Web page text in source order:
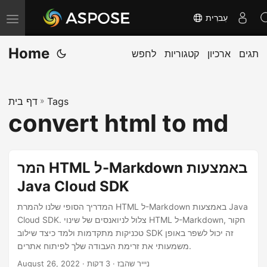
T
o
g
e
n
g
a
עִברִית
Home לחפש קטגוריות ארכיון תגים
דף בית » Tags
convert html to md
המר HTML ל-Markdown באמצעות
Java Cloud SDK
המדריך הסופי שלנו להמרת HTML ל-Markdown באמצעות Java
Cloud SDK. צלול לניואנסים של שינוי HTML ל-Markdown, חקור
טכניקות מתקדמות ולמד כיצד שילוב SDK זה יכול לשפר באופן
משמעותי את זרימת העבודה שלך לפיתוח אתרים.
August 26, 2022 · ניייר שהבז · 3 דקות